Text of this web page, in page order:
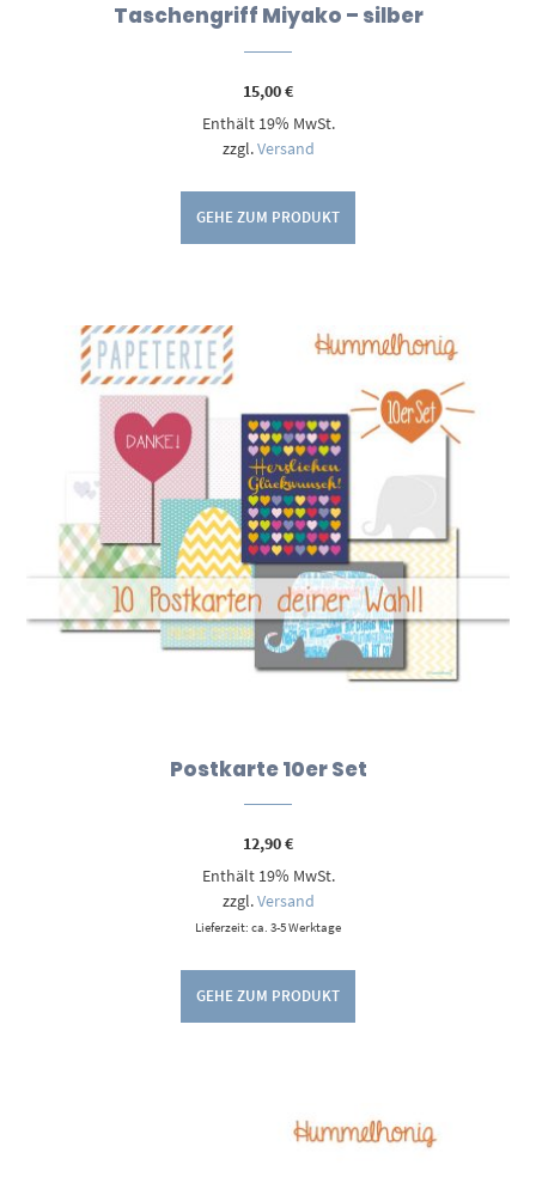
Taschengriff Miyako – silber
15,00€
Enthält 19% MwSt.
zzgl.Versand
GEHE ZUM PRODUKT
Postkarte 10er Set
12,90€
Enthält 19% MwSt.
zzgl.Versand
Lieferzeit: ca. 3-5 Werktage
GEHE ZUM PRODUKT